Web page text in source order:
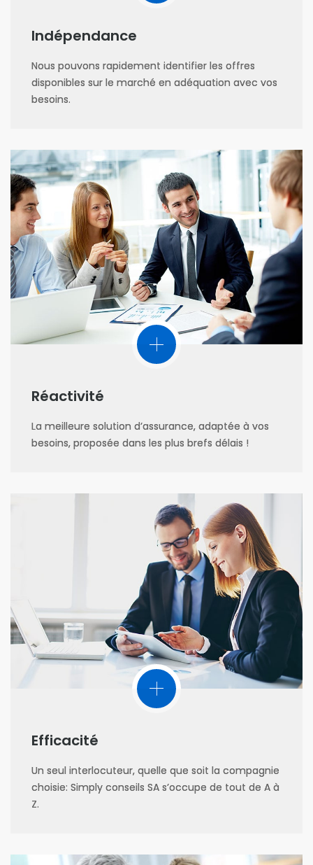
Indépendance
Nous pouvons rapidement identifier les offres
disponibles sur le marché en adéquation avec vos
besoins.
Réactivité
La meilleure solution d’assurance, adaptée à vos
besoins, proposée dans les plus brefs délais !
Efficacité
Un seul interlocuteur, quelle que soit la compagnie
choisie: Simply conseils SA s’occupe de tout de A à
Z.